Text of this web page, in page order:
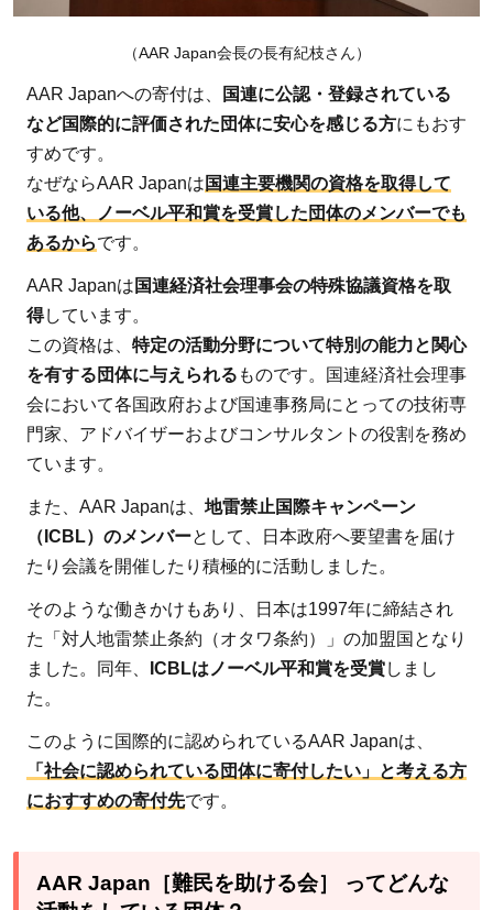
策
2.2.1
被害を
防ぐた
めの教
育
地雷被
害者の
社会復
帰支援
去活動
2.3
分野
3：
障が
支援
2.3.1
車いす
やリハ
（AAR Japan会長の長有紀枝さん）
AAR Japanへの寄付は、
国連に公認・登録されている
など国際的に評価された団体に安心を感じる方にもおす
すめです。
なぜならAAR Japanは 国連主要機関の資格を取得して
いる他、ノーベル平和賞を受賞した団体のメンバーでも
あるからです。
AAR Japanは 国連経済社会理事会の特殊協議資格を取
得しています。
この資格は、 特定の活動分野について特別の能力と関心
を有する団体に与えられる ものです。国連経済社会理事
会において各国政府および国連事務局にとっての技術専
門家、アドバイザーおよびコンサルタントの役割を務め
ています。
また、AAR Japanは、 地雷禁止国際キャンペーン
（ICBL）のメンバーとして、日本政府へ要望書を届け
たり会議を開催したり積極的に活動しました。
そのような働きかけもあり、日本は1997年に締結され
た「対人地雷禁止条約（オタワ条約）」の加盟国となり
ました。同年、
ICBLはノーベル平和賞を受賞しまし
た。
このように国際的に認められているAAR Japanは、
「社会に認められている団体に寄付したい」と考える方
におすすめの寄付先です。
AAR Japan［難民を助ける会］ ってどんな